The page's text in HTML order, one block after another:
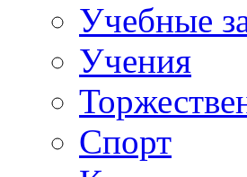
Учебные
Учения
Спорт